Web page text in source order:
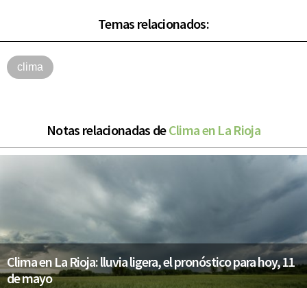
Temas relacionados:
clima
Notas relacionadas deClima en La Rioja
Clima en La Rioja: lluvia ligera, el pronóstico para hoy, 11
de mayo